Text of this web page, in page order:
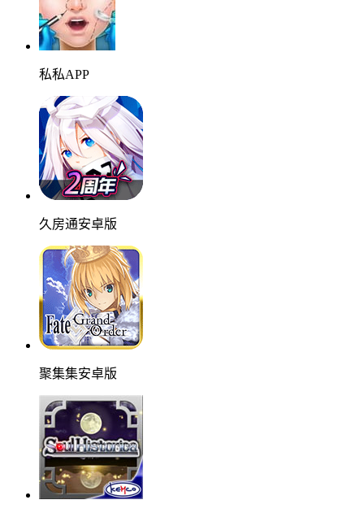
私私APP
久房通安卓版
聚集集安卓版